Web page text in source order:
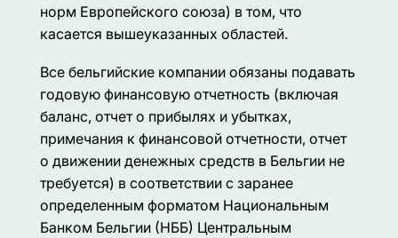
норм Европейского союза) в том, что
касается вышеуказанных областей.
Все бельгийские компании обязаны подавать
годовую финансовую отчетность (включая
баланс, отчет о прибылях и убытках,
примечания к финансовой отчетности, отчет
о движении денежных средств в Бельгии не
требуется) в соответствии с заранее
определенным форматом Национальным
Банком Бельгии (НББ) Центральным